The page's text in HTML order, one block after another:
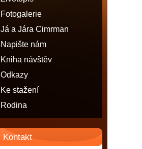
Fotogalerie
Já a Jára Cimrman
Napište nám
Kniha návštěv
Odkazy
Ke stažení
Rodina
Kontakt